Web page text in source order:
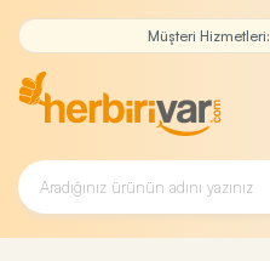
Müşteri Hizmetleri: